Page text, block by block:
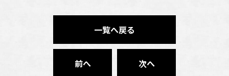
一覧へ戻る
前へ 次へ